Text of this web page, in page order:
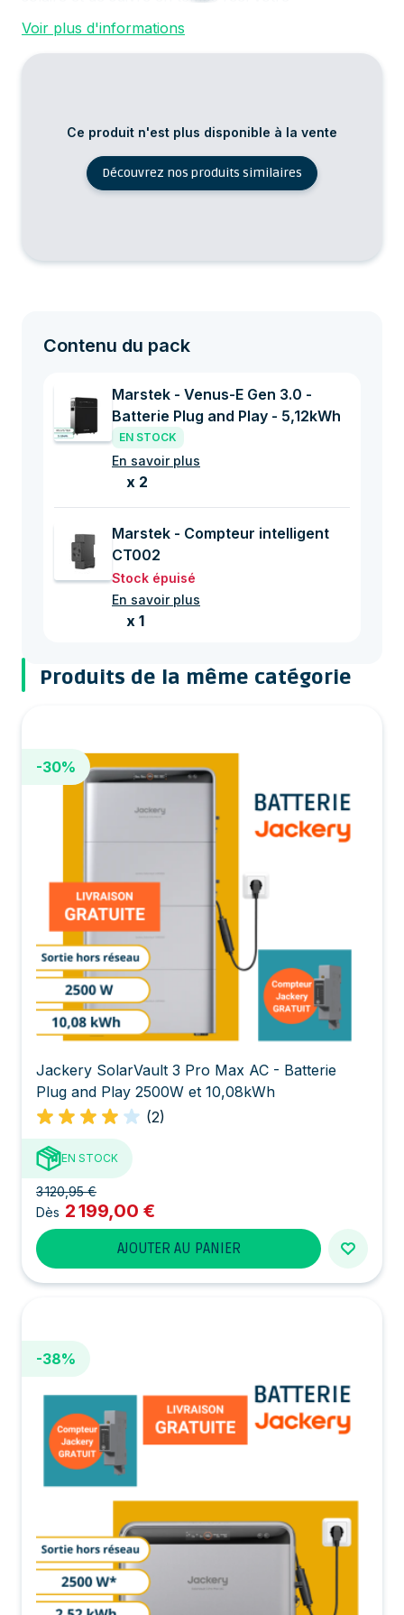
consommation.
⚡Capacité totale de stockage :
6000 cycles).
Puissance de décharge élevée :jusqu’à 5 kW en
continu par module, adapté pour les installations
CT002
maximiser votre autoconsommation solaire.
Voir plus d'informations
Ce produit n'est plus disponible à la vente
Découvrez nos produits similaires
Contenu du pack
Marstek - Venus-E Gen 3.0 -
Batterie Plug and Play - 5,12kWh
EN STOCK
En savoir plus
x 2
Marstek - Compteur intelligent
CT002
Stock épuisé
En savoir plus
x 1
Produits de la même catégorie
-30%
Jackery SolarVault 3 Pro Max AC - Batterie
Plug and Play 2500W et 10,08kWh
(2)
EN STOCK
3 120,95 €
Dès 2 199,00 €
AJOUTER AU PANIER
-38%